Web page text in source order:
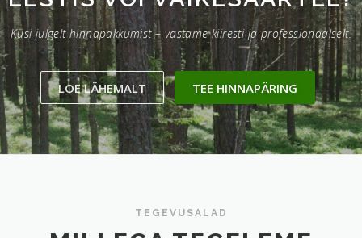
Küsi julgelt hinnapakkumist – vastame kiiresti ja professionaalselt.
LOE LÄHEMALT TEE HINNAPÄRING
TEGEVUSALAD